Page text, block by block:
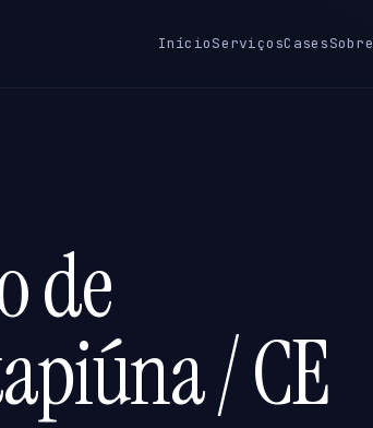
InícioServiçosCasesSobre
de
/ CE